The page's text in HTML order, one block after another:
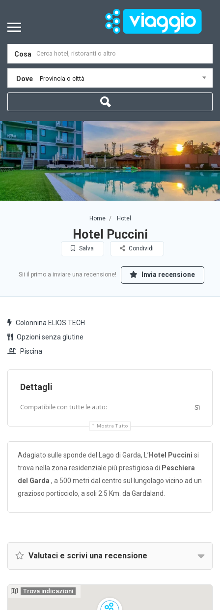
Cosa
Dove Provincia o città
Home Hotel
Hotel Puccini
Salva Condividi
Sii il primo a inviare una recensione! Invia recensione
Colonnina ELIOS TECH
Opzioni senza glutine
Piscina
Dettagli
Compatibile con tutte le auto: Sì
Mostra Tutto
Adagiato sulle sponde del Lago di Garda, L’ Hotel Puccini si
trova nella zona residenziale più prestigiosa di Peschiera
del Garda , a 500 metri dal centro sul lungolago vicino ad un
grazioso porticciolo, a soli 2.5 Km. da Gardaland.
Valutaci e scrivi una recensione
Trova indicazioni